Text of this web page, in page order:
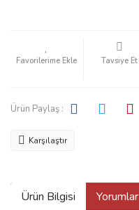
Tavsiye Et
Ürün Paylaş :
Karşılaştır
Ürün Bilgisi Yorumlar